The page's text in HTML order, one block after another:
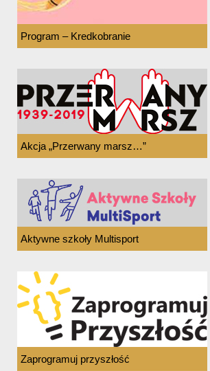
Program – Kredkobranie
Akcja „Przerwany marsz…”
Aktywne szkoły Multisport
Zaprogramuj przyszłość